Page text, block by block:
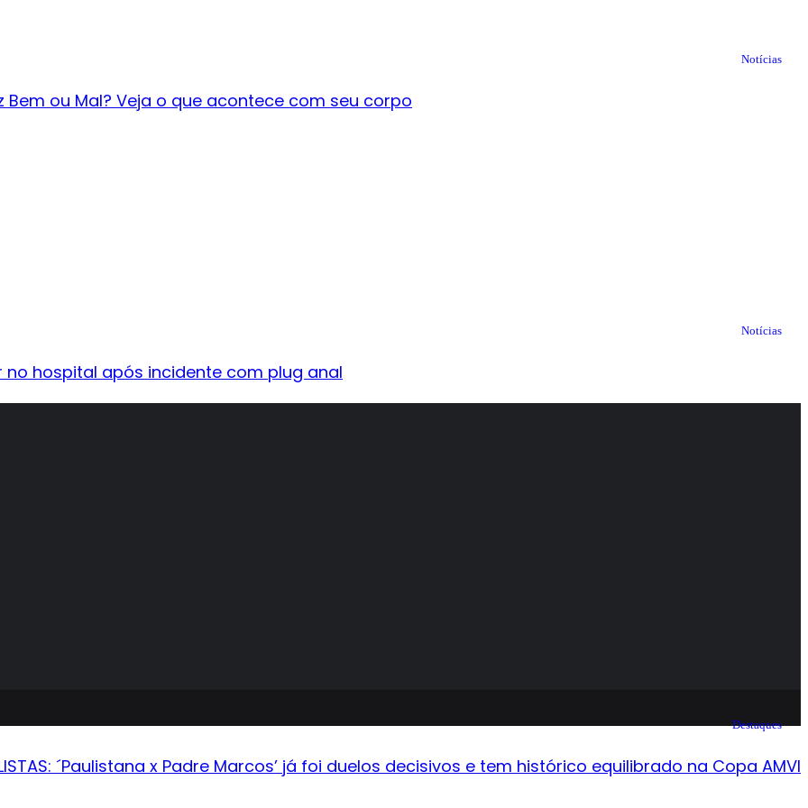
Notícias
ou Mal? Veja o que acontece com seu corpo
Notícias
hospital após incidente com plug anal
Destaques
´Paulistana x Padre Marcos’ já foi duelos decisivos e tem histórico equilibrado na Copa AMVI